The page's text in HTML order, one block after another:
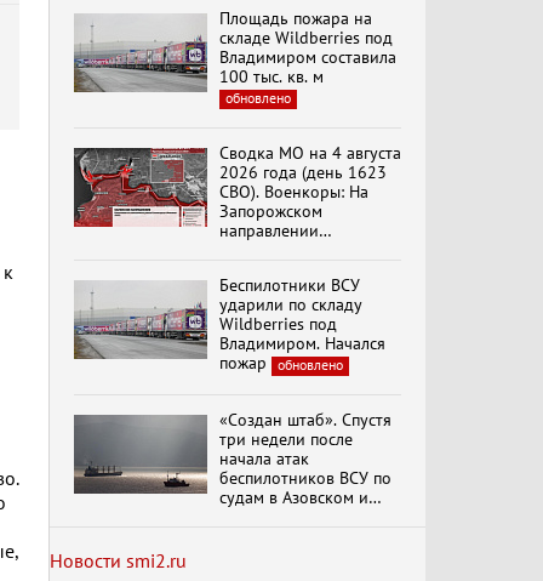
Специальный репортаж
«Изменимся или
вымрем»
РОССИИ! Обращение
Г.А. Зюганова,
Председателя ЦК
КПРФ Руководителя
фракции КПРФ в
Государственной Думе
Документальный
террор"
Бить смелее!
В.Баранец, В.Дандыкин,
(06.08.2026)
Темы дня (06.08.2026)
ДЕЛЕГАЦИЯ ЦК КПРФ
ПРИНЯЛА УЧАСТИЕ В
Площадь пожара на
складе Wildberries под
Владимиром составила
100 тыс. кв. м
обновлено
Сводка МО на 4 августа
2026 года (день 1623
СВО). Военкоры: На
Запорожском
направлении
Степногорска
Беспилотники ВСУ
ударили по складу
Wildberries под
Владимиром. Начался
пожар
обновлено
«Создан штаб». Спустя
три недели после
начала атак
беспилотников ВСУ по
судам в Азовском и
Новости smi2.ru